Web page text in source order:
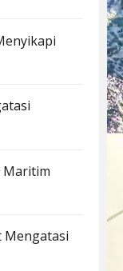
Maritim
Mengatasi